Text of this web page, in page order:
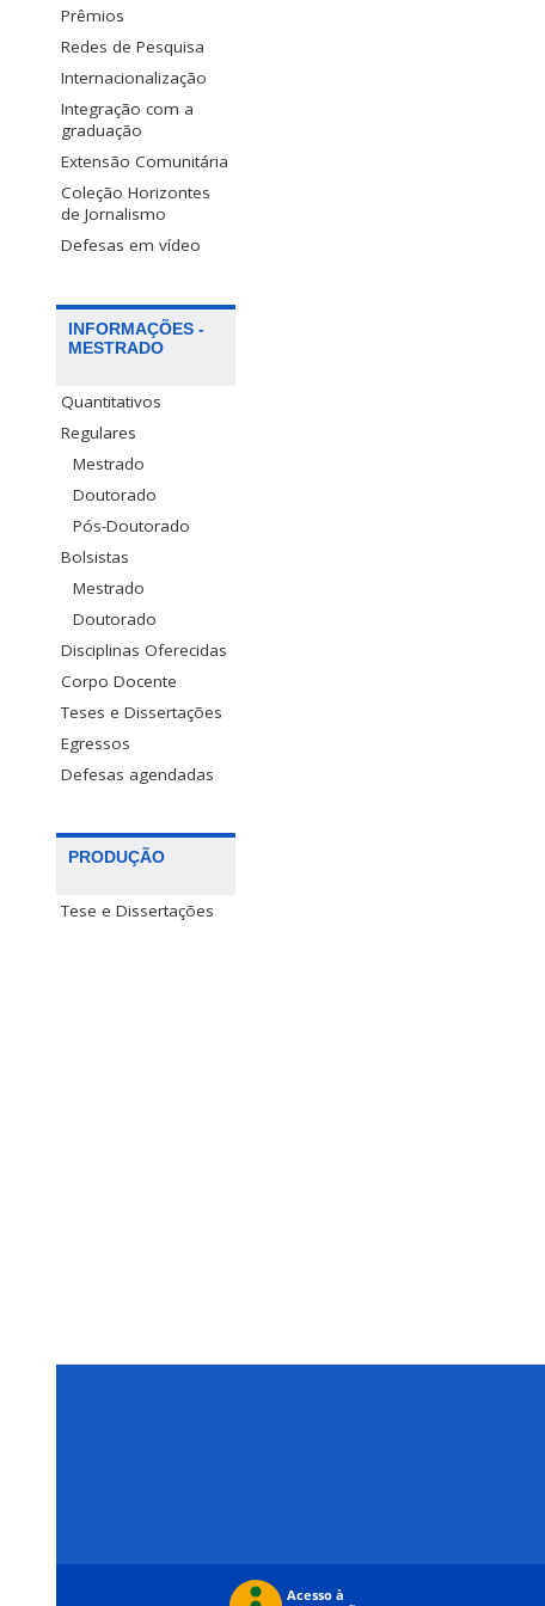
Prêmios
Redes de Pesquisa
Internacionalização
Integração com a
graduação
Extensão Comunitária
Coleção Horizontes
de Jornalismo
Defesas em vídeo
INFORMAÇÕES -
MESTRADO
Quantitativos
Regulares
Mestrado
Doutorado
Pós-Doutorado
Bolsistas
Mestrado
Doutorado
Disciplinas Oferecidas
Corpo Docente
Teses e Dissertações
Egressos
Defesas agendadas
PRODUÇÃO
Tese e Dissertações